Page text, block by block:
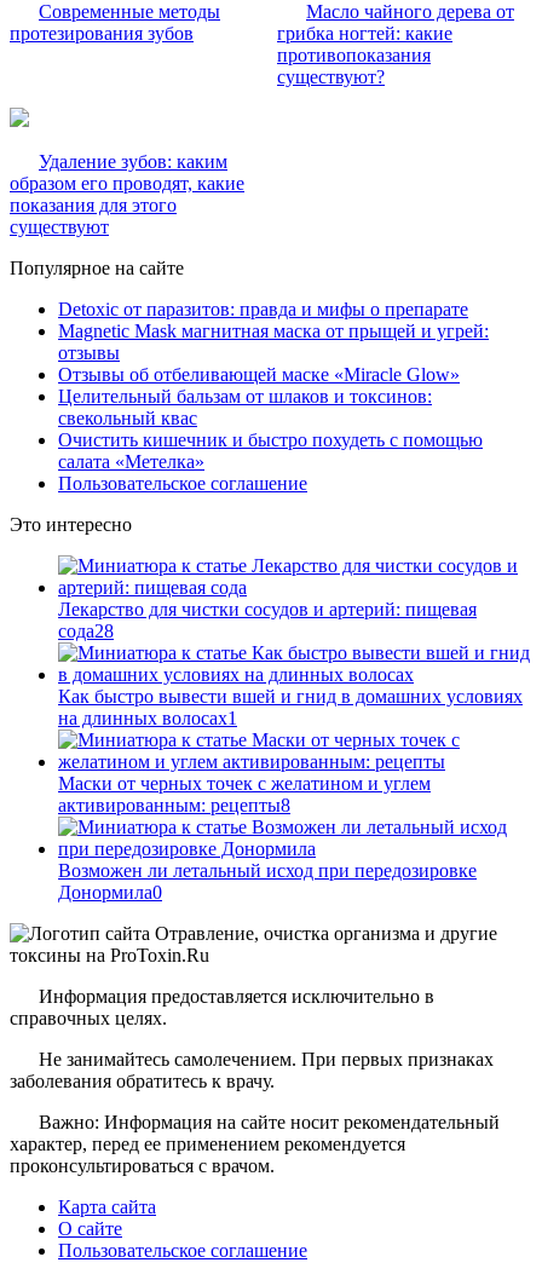
Современные методы
протезирования зубов
Масло чайного дерева от
грибка ногтей: какие
противопоказания
существуют?
Удаление зубов: каким
образом его проводят, какие
показания для этого
существуют
Популярное на сайте
Detoxic от паразитов: правда и мифы о препарате
Magnetic Mask магнитная маска от прыщей и угрей:
отзывы
Отзывы об отбеливающей маске «Miracle Glow»
Целительный бальзам от шлаков и токсинов:
свекольный квас
Очистить кишечник и быстро похудеть с помощью
салата «Метелка»
Пользовательское соглашение
Это интересно
Лекарство для чистки сосудов и артерий: пищевая
сода28
Как быстро вывести вшей и гнид в домашних условиях
на длинных волосах1
Маски от черных точек с желатином и углем
активированным: рецепты8
Возможен ли летальный исход при передозировке
Донормила0
Информация предоставляется исключительно в
справочных целях.
Не занимайтесь самолечением. При первых признаках
заболевания обратитесь к врачу.
Важно: Информация на сайте носит рекомендательный
характер, перед ее применением рекомендуется
проконсультироваться с врачом.
Карта сайта
О сайте
Пользовательское соглашение